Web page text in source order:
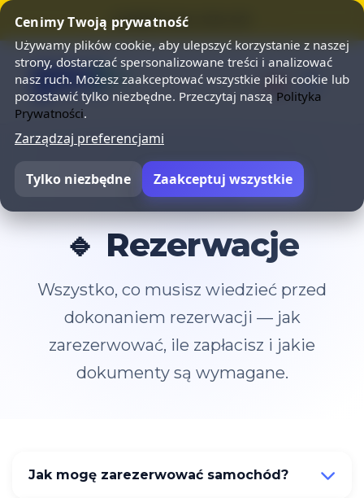
Cenimy Twoją prywatność
Używamy plików cookie, aby ulepszyć korzystanie z naszej
strony, dostarczać spersonalizowane treści i analizować
nasz ruch. Możesz zaakceptować wszystkie pliki cookie lub
pozostawić tylko niezbędne. Przeczytaj naszą Polityka
Prywatności.
Zarządzaj preferencjami
Tylko niezbędne Zaakceptuj wszystkie
⭐ SUMMER SALE 25% OFF ⭐
Powrót do FAQ
🔹 Rezerwacje
Wszystko, co musisz wiedzieć przed
dokonaniem rezerwacji — jak
zarezerwować, ile zapłacisz i jakie
dokumenty są wymagane.
Jak mogę zarezerwować samochód?